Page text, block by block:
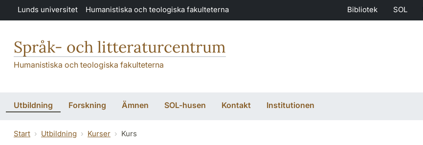
Hoppa till huvudinnehåll
Lunds universitet Humanistiska och teologiska fakulteterna Bibliotek SOL
Språk- och litteraturcentrum
Humanistiska och teologiska fakulteterna
Utbildning Forskning Ämnen SOL-husen Kontakt Institutionen
Start Utbildning Kurser Kurs